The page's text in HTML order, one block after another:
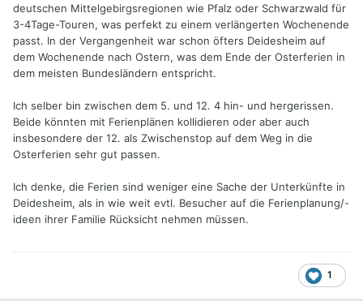
deutschen Mittelgebirgsregionen wie Pfalz oder Schwarzwald für
3-4Tage-Touren, was perfekt zu einem verlängerten Wochenende
passt. In der Vergangenheit war schon öfters Deidesheim auf
dem Wochenende nach Ostern, was dem Ende der Osterferien in
dem meisten Bundesländern entspricht.
Ich selber bin zwischen dem 5. und 12. 4 hin- und hergerissen.
Beide könnten mit Ferienplänen kollidieren oder aber auch
insbesondere der 12. als Zwischenstop auf dem Weg in die
Osterferien sehr gut passen.
Ich denke, die Ferien sind weniger eine Sache der Unterkünfte in
Deidesheim, als in wie weit evtl. Besucher auf die Ferienplanung/-
ideen ihrer Familie Rücksicht nehmen müssen.
1